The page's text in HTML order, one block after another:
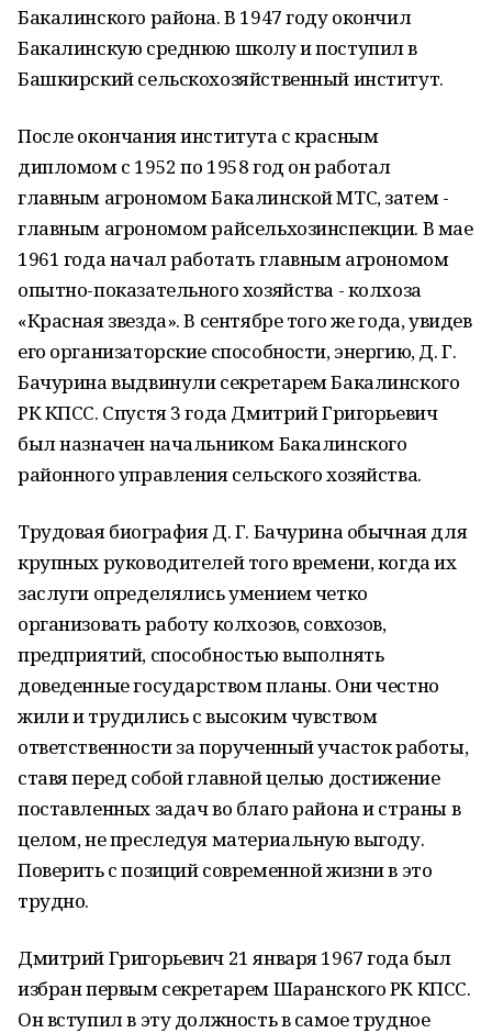
Бакалинского района. В 1947 году окончил
Бакалинскую среднюю школу и поступил в
Башкирский сельскохозяйственный институт.
После окончания института с красным
дипломом с 1952 по 1958 год он работал
главным агрономом Бакалинской МТС, затем -
главным агрономом райсельхозинспекции. В мае
1961 года начал работать главным агрономом
опытно-показательного хозяйства - колхоза
«Красная звезда». В сентябре того же года, увидев
его организаторские способности, энергию, Д. Г.
Бачурина выдвинули секретарем Бакалинского
РК КПСС. Спустя 3 года Дмитрий Григорьевич
был назначен начальником Бакалинского
районного управления сельского хозяйства.
Трудовая биография Д. Г. Бачурина обычная для
крупных руководителей того времени, когда их
заслуги определялись умением четко
организовать работу колхозов, совхозов,
предприятий, способностью выполнять
доведенные государством планы. Они честно
жили и трудились с высоким чувством
ответственности за порученный участок работы,
ставя перед собой главной целью достижение
поставленных задач во благо района и страны в
целом, не преследуя материальную выгоду.
Поверить с позиций современной жизни в это
трудно.
Дмитрий Григорьевич 21 января 1967 года был
избран первым секретарем Шаранского РК КПСС.
Он вступил в эту должность в самое трудное